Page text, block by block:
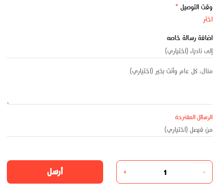
وقت التوصيل *
اضافة رسالة خاصه
الرسائل المقترحة
-
+ أرسل